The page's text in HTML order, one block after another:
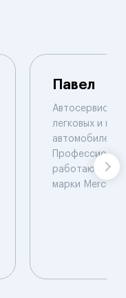
Павел
Автосервис по
легковых и
автомобилей.
работают с
марки